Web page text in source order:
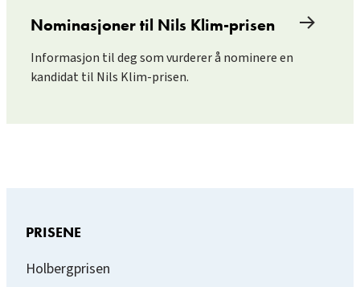
Nominasjoner til Nils Klim-prisen
Informasjon til deg som vurderer å nominere en
kandidat til Nils Klim-prisen.
PRISENE
Holbergprisen